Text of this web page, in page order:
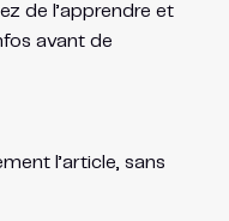
de l’apprendre et
avant de
l’article, sans